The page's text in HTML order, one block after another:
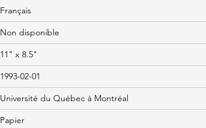
Français
Non disponible
11" x 8.5"
1993-02-01
Université du Québec à Montréal
Papier